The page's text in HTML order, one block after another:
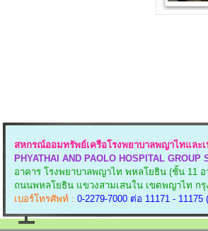
สหกรณ์ออมทรัพย์เครือโรงพยาบาลพญาไทและเ
PHYATHAI AND PAOLO HOSPITAL
อาคาร โรงพยาบาลพญาไท พหลโยธิน (ชั้น 11 อ
ถนนพหลโยธิน แขวงสามเสนใน เขตพญาไท กรุ
เบอร์โทรศัพท์ : 0-2279-7000 ต่อ 11171 -